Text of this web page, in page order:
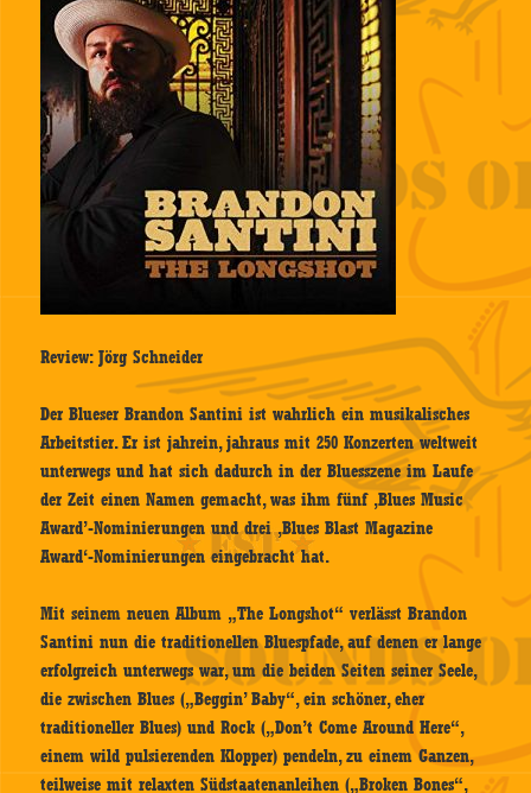
Review: Jörg Schneider
Der Blueser Brandon Santini ist wahrlich ein musikalisches
Arbeitstier. Er ist jahrein, jahraus mit 250 Konzerten weltweit
unterwegs und hat sich dadurch in der Bluesszene im Laufe
der Zeit einen Namen gemacht, was ihm fünf ‚Blues Music
Award’-Nominierungen und drei ‚Blues Blast Magazine
Award‘-Nominierungen eingebracht hat.
Mit seinem neuen Album „The Longshot“ verlässt Brandon
Santini nun die traditionellen Bluespfade, auf denen er lange
erfolgreich unterwegs war, um die beiden Seiten seiner Seele,
die zwischen Blues („Beggin’ Baby“, ein schöner, eher
traditioneller Blues) und Rock („Don’t Come Around Here“,
einem wild pulsierenden Klopper) pendeln, zu einem Ganzen,
teilweise mit relaxten Südstaatenanleihen („Broken Bones“,